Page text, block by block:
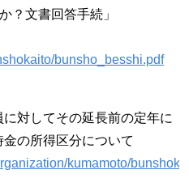
？文書回答手続」
bunsho_besshi.pdf
対してその延長前の定年に
の所得区分について
kumamoto/